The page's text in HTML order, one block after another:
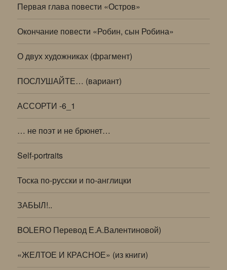
Первая глава повести «Остров»
Окончание повести «Робин, сын Робина»
О двух художниках (фрагмент)
ПОСЛУШАЙТЕ… (вариант)
АССОРТИ -6_1
… не поэт и не брюнет…
Self-portraits
Тоска по-русски и по-англицки
ЗАБЫЛ!..
BOLERO Перевод Е.А.Валентиновой)
«ЖЕЛТОЕ И КРАСНОЕ» (из книги)